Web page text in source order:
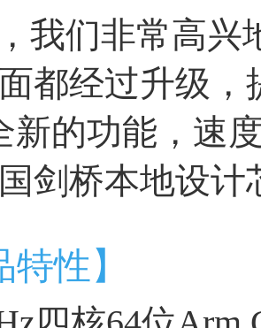
我们非常高兴
都经过升级，
新的功能，速
剑桥本地设计
特性】